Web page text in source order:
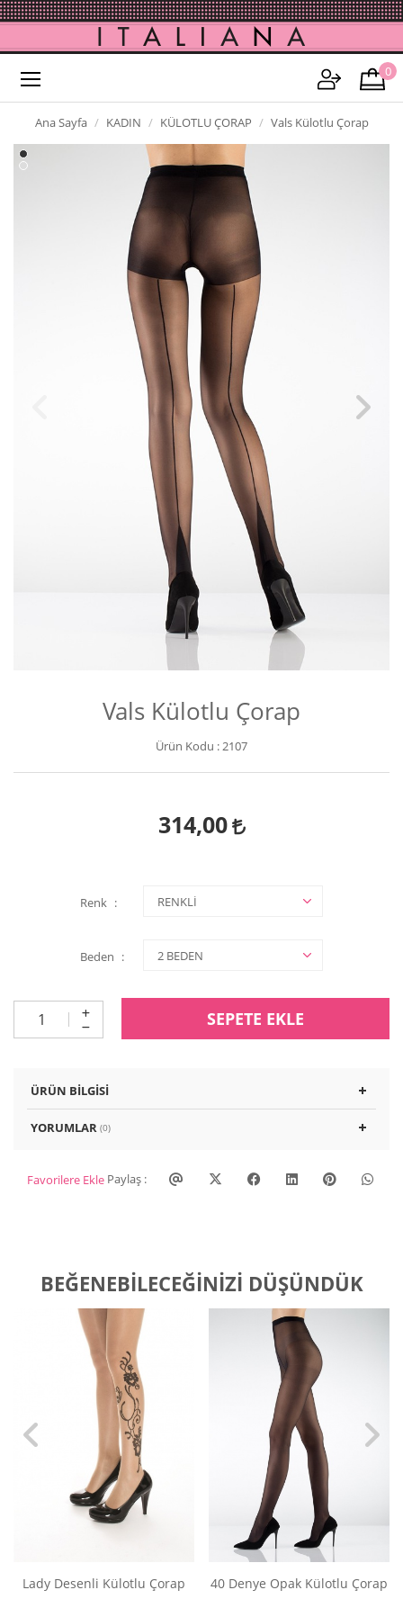
0
Ana Sayfa KADIN KÜLOTLU ÇORAP Vals Külotlu Çorap
Vals Külotlu Çorap
Ürün Kodu :2107
314,00
Renk
Beden
SEPETE EKLE
ÜRÜN BILGISI
YORUMLAR (0)
Favorilere Ekle Paylaş :
BEĞENEBILECEĞINIZI DÜŞÜNDÜK
Lady Desenli Külotlu Çorap 40 Denye Opak Külotlu Çorap